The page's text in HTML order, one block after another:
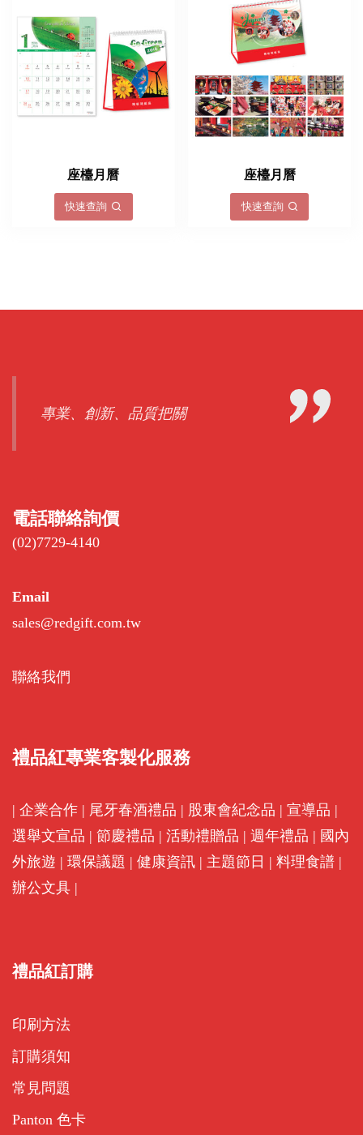
座檯月曆
快速查詢
座檯月曆
快速查詢
專業、創新、品質把關
電話聯絡詢價
(02)7729-4140
Email
sales@redgift.com.tw
聯絡我們
禮品紅專業客製化服務
| 企業合作 | 尾牙春酒禮品 | 股東會紀念品 | 宣導品 |
選舉文宣品 | 節慶禮品 | 活動禮贈品 | 週年禮品 | 國內
外旅遊 | 環保議題 | 健康資訊 | 主題節日 | 料理食譜 |
辦公文具 |
禮品紅訂購
印刷方法
訂購須知
常見問題
Panton 色卡